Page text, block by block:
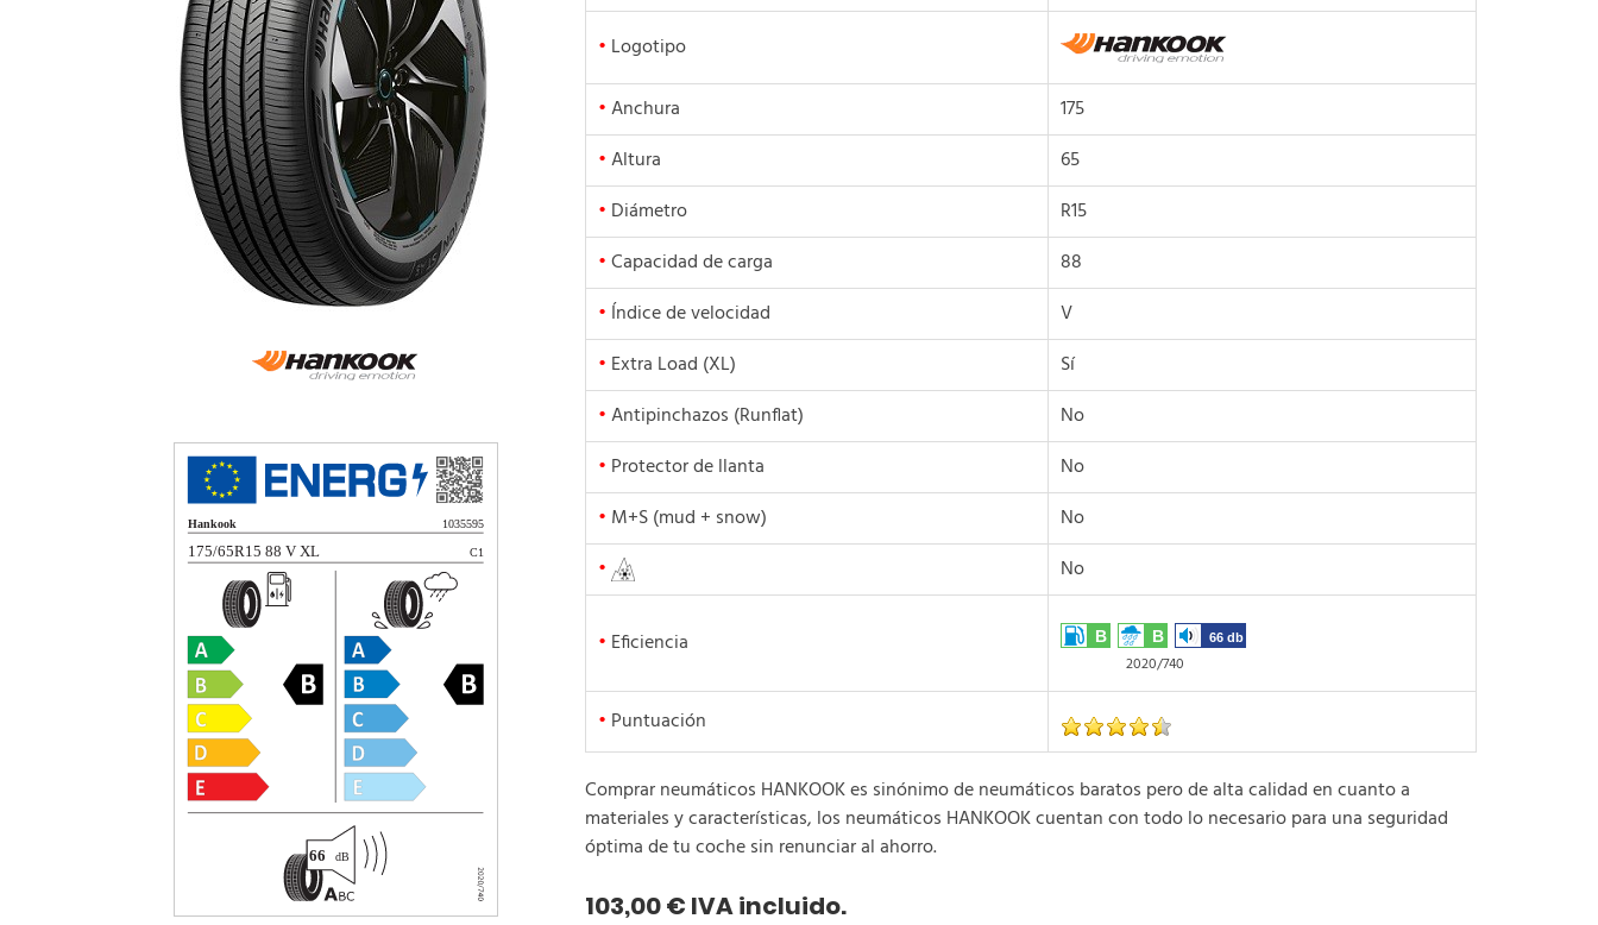
• Logotipo
•Anchura
175
•Altura
65
• Diámetro
R15
•Capacidad de carga
88
• Índice de velocidad
V
• Extra Load (XL)
Sí
•Antipinchazos (Runflat)
No
• Protector de llanta
No
• M+S (mud + snow)
No
•
No
• Eficiencia B B 66 db
2020/740
• Puntuación
Comprar neumáticos HANKOOK es sinónimo de neumáticos baratos pero de alta calidad en cuanto a
materiales y características, los neumáticos HANKOOK cuentan con todo lo necesario para una seguridad
óptima de tu coche sin renunciar al ahorro.
103,00 € IVA incluido.